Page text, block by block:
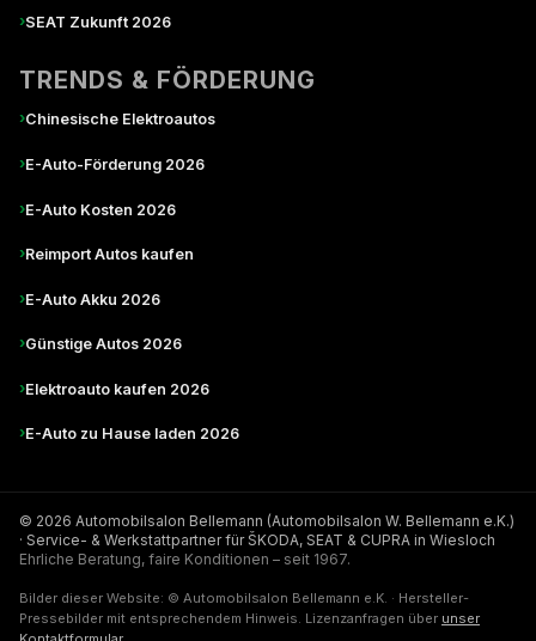
›SEAT Zukunft 2026
TRENDS & FÖRDERUNG
›Chinesische Elektroautos
›E-Auto-Förderung 2026
›E-Auto Kosten 2026
›Reimport Autos kaufen
›E-Auto Akku 2026
›Günstige Autos 2026
›Elektroauto kaufen 2026
›E-Auto zu Hause laden 2026
© 2026 Automobilsalon Bellemann (Automobilsalon W. Bellemann e.K.)
· Service- & Werkstattpartner für ŠKODA, SEAT & CUPRA in Wiesloch
Ehrliche Beratung, faire Konditionen – seit 1967.
Bilder dieser Website: © Automobilsalon Bellemann e.K. · Hersteller-
Pressebilder mit entsprechendem Hinweis. Lizenzanfragen über unser